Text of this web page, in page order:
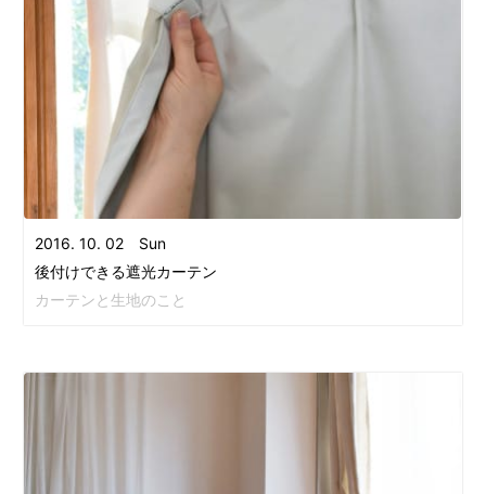
2016. 10. 02 Sun
後付けできる遮光カーテン
カーテンと生地のこと